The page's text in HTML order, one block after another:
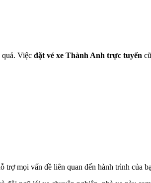
quả. Việc đặt vé xe Thành Anh trực tuyến
trợ mọi vấn đề liên quan đến hành trình của